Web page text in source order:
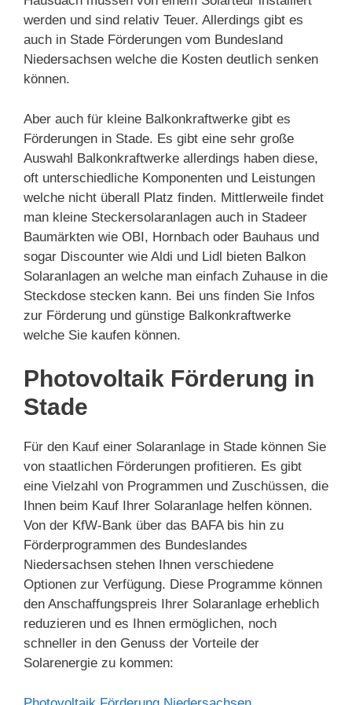
werden und sind relativ Teuer. Allerdings gibt es
auch in Stade Förderungen vom Bundesland
Niedersachsen welche die Kosten deutlich senken
können.
Aber auch für kleine Balkonkraftwerke gibt es
Förderungen in Stade. Es gibt eine sehr große
Auswahl Balkonkraftwerke allerdings haben diese,
oft unterschiedliche Komponenten und Leistungen
welche nicht überall Platz finden. Mittlerweile findet
man kleine Steckersolaranlagen auch in Stadeer
Baumärkten wie OBI, Hornbach oder Bauhaus und
sogar Discounter wie Aldi und Lidl bieten Balkon
Solaranlagen an welche man einfach Zuhause in die
Steckdose stecken kann. Bei uns finden Sie Infos
zur Förderung und günstige Balkonkraftwerke
welche Sie kaufen können.
Photovoltaik Förderung in
Stade
Für den Kauf einer Solaranlage in Stade können Sie
von staatlichen Förderungen profitieren. Es gibt
eine Vielzahl von Programmen und Zuschüssen, die
Ihnen beim Kauf Ihrer Solaranlage helfen können.
Von der KfW-Bank über das BAFA bis hin zu
Förderprogrammen des Bundeslandes
Niedersachsen stehen Ihnen verschiedene
Optionen zur Verfügung. Diese Programme können
den Anschaffungspreis Ihrer Solaranlage erheblich
reduzieren und es Ihnen ermöglichen, noch
schneller in den Genuss der Vorteile der
Solarenergie zu kommen: